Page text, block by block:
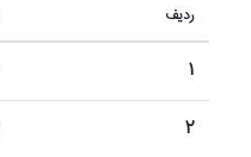
ردیف
۱
۲